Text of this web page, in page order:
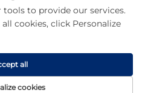
to provide our services.
cookies, click Personalize
cookies
all